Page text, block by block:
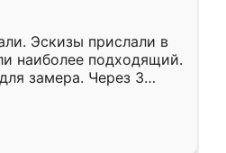
Эскизы прислали в
наиболее подходящий.
замера. Через 3
готова. Остались
Ренессанс
работу!